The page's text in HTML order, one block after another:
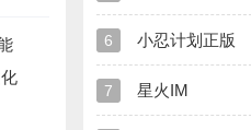
6 小忍计划正版
7 星火IM